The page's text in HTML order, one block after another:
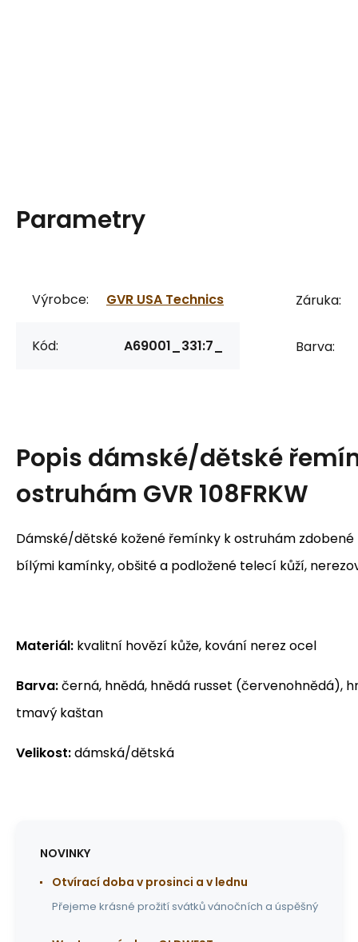
Parametry
Výrobce: GVR USA Technics
Kód: A69001_331:7_
Záruka:
Barva:
Popis dámské/dětské
ostruhám GVR 108FRKW
Dámské/dětské kožené řemínky k ostruhám
bílými kamínky, obšité a podložené telecí kůží,
Materiál: kvalitní hovězí kůže, kování nerez ocel
Barva:černá, hnědá, hnědá russet (červenohnědá),
tmavý kaštan
Velikost:dámská/dětská
NOVINKY
Otvírací doba v prosinci a v lednu
Přejeme krásné prožití svátků vánočních a úspěšný